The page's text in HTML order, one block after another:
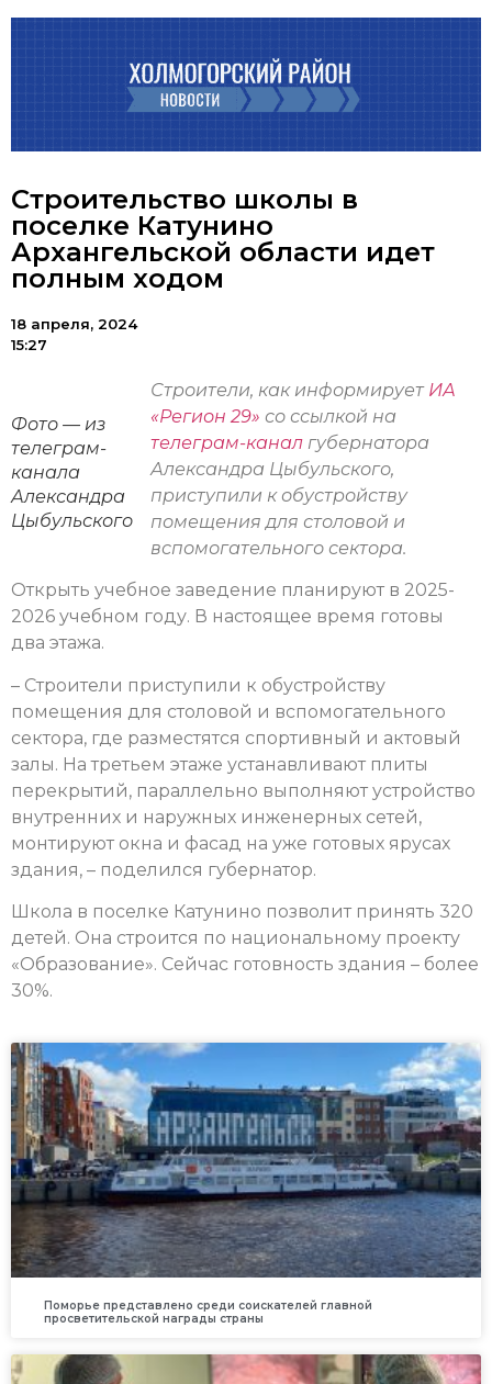
Строительство школы в
поселке Катунино
Архангельской области идет
полным ходом
18 апреля, 2024
15:27
Фото — из
телеграм-
канала
Александра
Цыбульского
Строители, как информирует ИА
«Регион 29» со ссылкой на
телеграм-канал губернатора
Александра Цыбульского,
приступили к обустройству
помещения для столовой и
вспомогательного сектора.
Открыть учебное заведение планируют в 2025-
2026 учебном году. В настоящее время готовы
два этажа.
– Строители приступили к обустройству
помещения для столовой и вспомогательного
сектора, где разместятся спортивный и актовый
залы. На третьем этаже устанавливают плиты
перекрытий, параллельно выполняют устройство
внутренних и наружных инженерных сетей,
монтируют окна и фасад на уже готовых ярусах
здания, – поделился губернатор.
Школа в поселке Катунино позволит принять 320
детей. Она строится по национальному проекту
«Образование». Сейчас готовность здания – более
30%.
Поморье представлено среди соискателей главной
просветительской награды страны